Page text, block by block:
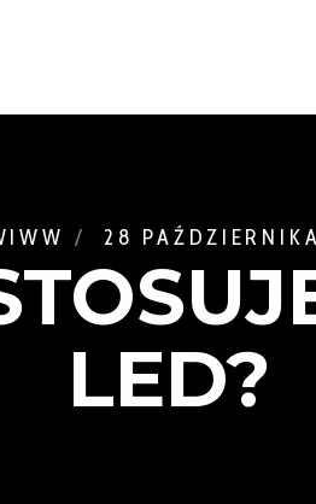
28
LED?